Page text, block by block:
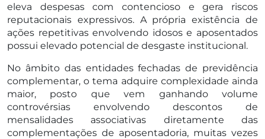
eleva despesas com contencioso e gera riscos
reputacionais expressivos. A própria existência de
ações repetitivas envolvendo idosos e aposentados
possui elevado potencial de desgaste institucional.
No âmbito das entidades fechadas de previdência
complementar, o tema adquire complexidade ainda
maior, posto que vem ganhando volume
controvérsias envolvendo descontos de
mensalidades associativas diretamente das
complementações de aposentadoria, muitas vezes